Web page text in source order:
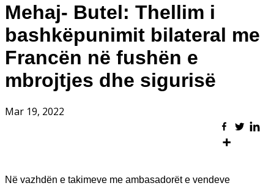
Mehaj- Butel: Thellim i
bashkëpunimit bilateral me
Francën në fushën e
mbrojtjes dhe sigurisë
Mar 19, 2022
Në vazhdën e takimeve me ambasadorët e vendeve